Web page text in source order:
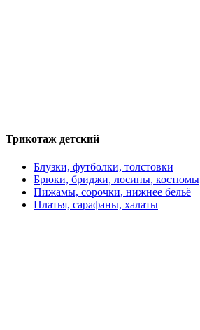
Трикотаж детский
Блузки, футболки, толстовки
Брюки, бриджи, лосины, костюмы
Пижамы, сорочки, нижнее бельё
Платья, сарафаны, халаты